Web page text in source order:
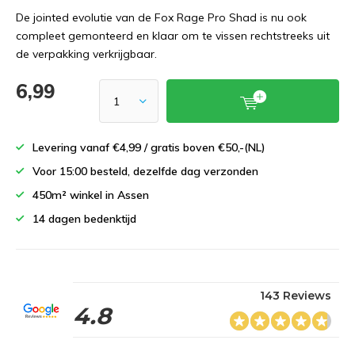
De jointed evolutie van de Fox Rage Pro Shad is nu ook
compleet gemonteerd en klaar om te vissen rechtstreeks uit
de verpakking verkrijgbaar.
6,99
Levering vanaf €4,99 / gratis boven €50,-(NL)
Voor 15:00 besteld, dezelfde dag verzonden
450m² winkel in Assen
14 dagen bedenktijd
4.8
143 Reviews